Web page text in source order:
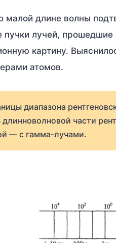
малой длине волны
пучки лучей,
картину.
атомов.
диапазона
части
— с гамма-лучами.